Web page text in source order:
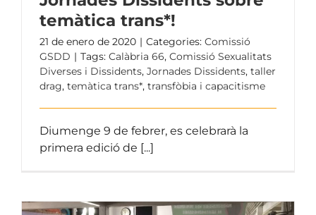
temàtica trans*!
21 de enero de 2020 | Categories: Comissió
GSDD | Tags: Calàbria 66, Comissió Sexualitats
Diverses i Dissidents, Jornades Dissidents, taller
drag, temàtica trans*, transfòbia i capacitisme
Diumenge 9 de febrer, es celebrarà la
primera edició de [...]